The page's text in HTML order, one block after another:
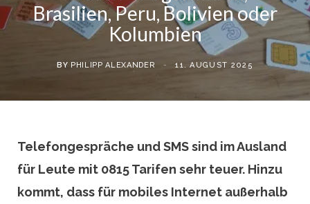
Brasilien, Peru, Bolivien oder
Kolumbien
BY PHILIPP ALEXANDER 11. AUGUST 2025
Telefongespräche und SMS sind im Ausland
für Leute mit 0815 Tarifen sehr teuer. Hinzu
kommt, dass für mobiles Internet außerhalb